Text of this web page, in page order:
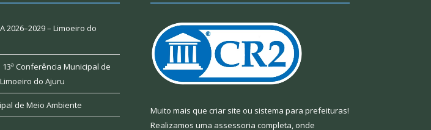
2026–2029 – Limoeiro do
Conferência Municipal de
do Ajuru
de Meio Ambiente Muito mais que criar site ou sistema para prefeituras!
Realizamos uma assessoria completa, onde